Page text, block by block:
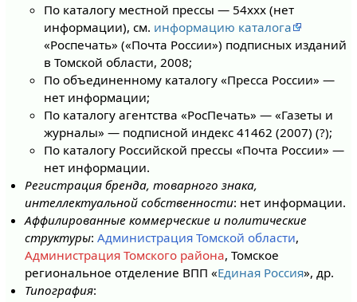
По каталогу местной прессы — 54ххх (нет
информации), см. информацию каталога
«Роспечать» («Почта России») подписных изданий
в Томской области, 2008;
По объединенному каталогу «Пресса России» —
нет информации;
По каталогу агентства «РосПечать» — «Газеты и
журналы» — подписной индекс 41462 (2007) (?);
По каталогу Российской прессы «Почта России» —
нет информации.
Регистрация бренда, товарного знака,
интеллектуальной собственности: нет информации.
Аффилированные коммерческие и политические
структуры:Администрация Томской области,
Администрация Томского района, Томское
региональное отделение ВПП «Единая Россия», др.
Типография: